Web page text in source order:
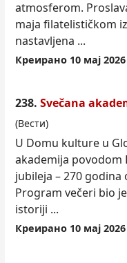
atmosferom.
maja filatelističkom
nastavljena ...
Креирано 10 мај 2026
238. Svečana
(Вести)
U Domu kulture u
akademija povodom
jubileja – 270 godina
Program večeri bio
istoriji ...
Креирано 10 мај 2026